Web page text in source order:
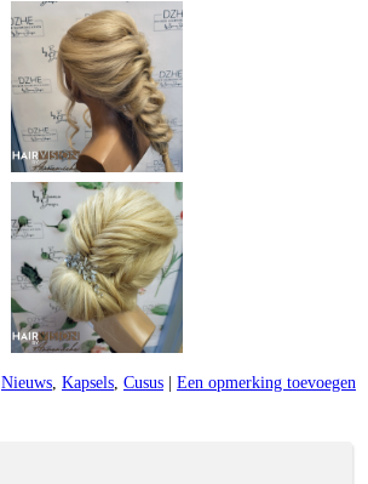
Nieuws, Kapsels, Cusus | Een opmerking toevoegen